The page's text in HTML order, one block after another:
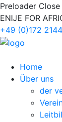
Preloader Close
ENIJE FOR
+49 (0)172
Home
Über uns
der